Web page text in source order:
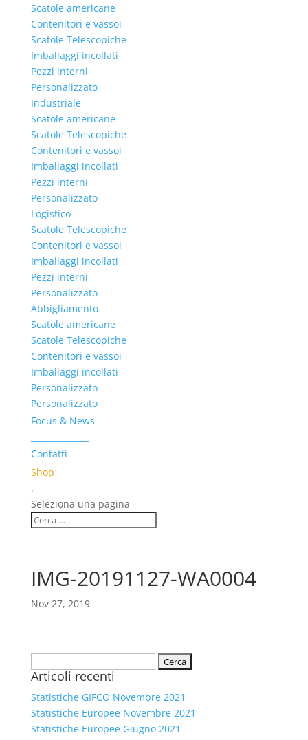
Scatole americane
Contenitori e vassoi
Scatole Telescopiche
Imballaggi incollati
Pezzi interni
Personalizzato
Industriale
Scatole americane
Scatole Telescopiche
Contenitori e vassoi
Imballaggi incollati
Pezzi interni
Personalizzato
Logistico
Scatole Telescopiche
Contenitori e vassoi
Imballaggi incollati
Pezzi interni
Personalizzato
Abbigliamento
Scatole americane
Scatole Telescopiche
Contenitori e vassoi
Imballaggi incollati
Personalizzato
Personalizzato
Focus & News
Contatti
Shop
.
Seleziona una pagina
IMG-20191127-WA0004
Nov 27, 2019
per:
Articoli recenti
Statistiche GIFCO Novembre 2021
Statistiche Europee Novembre 2021
Statistiche Europee Giugno 2021